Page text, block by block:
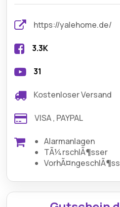
https://yalehome.de/
3.3K
31
Kostenloser Versand
VISA , PAYPAL
Alarmanlagen
TÃ¼rschlÃ¶sser